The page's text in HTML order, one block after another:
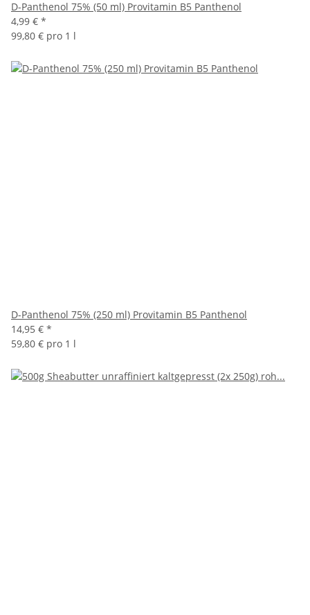
D-Panthenol 75% (50 ml) Provitamin B5 Panthenol
4,99 € *
99,80 € pro 1 l
D-Panthenol 75% (250 ml) Provitamin B5 Panthenol
14,95 € *
59,80 € pro 1 l